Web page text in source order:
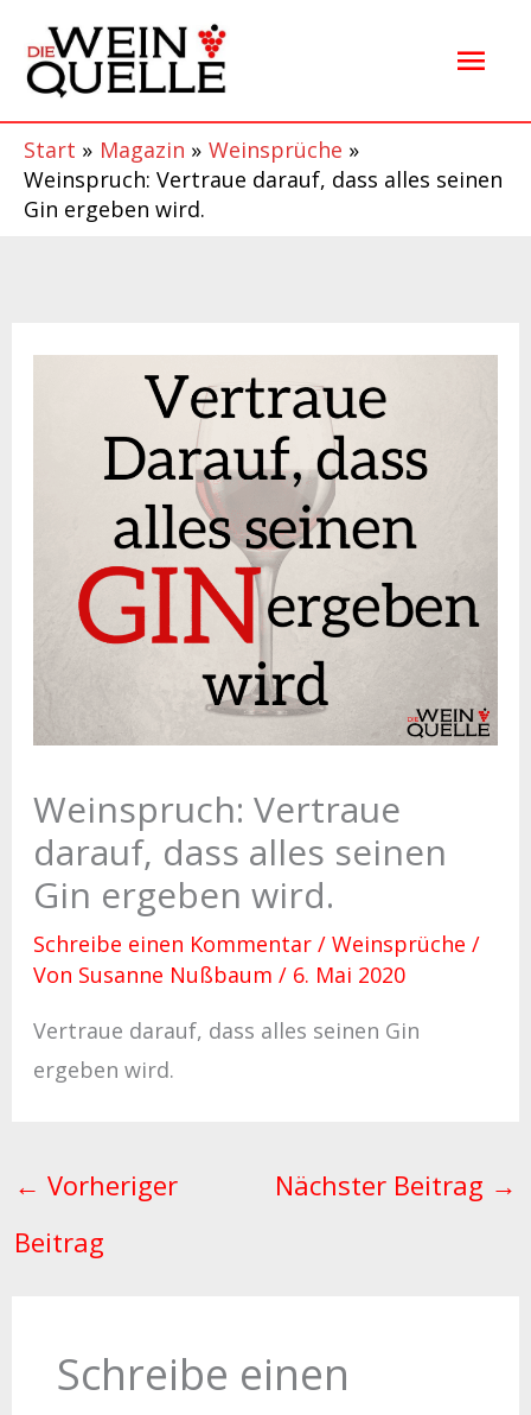
Inhalt
springen
Start Magazin
Weinsprüche
Weinspruch: Vertraue darauf, dass alles seinen
Gin ergeben wird.
Weinspruch: Vertraue
darauf, dass alles seinen
Gin ergeben wird.
Schreibe einen Kommentar / Weinsprüche /
Von Susanne Nußbaum / 6. Mai 2020
Vertraue darauf, dass alles seinen Gin
ergeben wird.
← Vorheriger
Beitrag
Nächster Beitrag →
Schreibe einen